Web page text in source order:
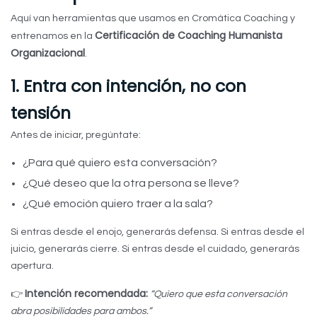
Aquí van herramientas que usamos en Cromática Coaching y
entrenamos en la Certificación de Coaching Humanista
Organizacional.
1. Entra con intención, no con
tensión
Antes de iniciar, pregúntate:
¿Para qué quiero esta conversación?
¿Qué deseo que la otra persona se lleve?
¿Qué emoción quiero traer a la sala?
Si entras desde el enojo, generarás defensa. Si entras desde el
juicio, generarás cierre. Si entras desde el cuidado, generarás
apertura.
👉 Intención recomendada: “Quiero que esta conversación
abra posibilidades para ambos.”